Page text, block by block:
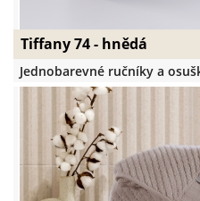
Tiffany 74 - hnědá
Jednobarevné ručníky a